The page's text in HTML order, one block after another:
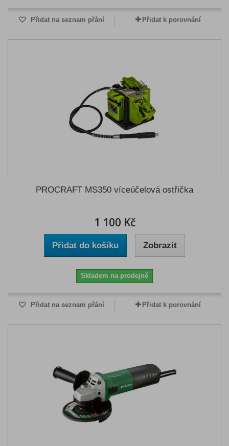
Přidat na seznam přání Přidat k porovnání
PROCRAFT MS350 víceúčelová ostřička
1 100 Kč
Přidat do košíku Zobrazit
Skladem na prodejně
Přidat na seznam přání Přidat k porovnání